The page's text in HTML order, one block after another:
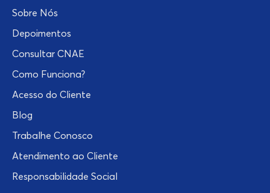
Sobre Nós
Depoimentos
Consultar CNAE
Como Funciona?
Acesso do Cliente
Blog
Trabalhe Conosco
Atendimento ao Cliente
Responsabilidade Social